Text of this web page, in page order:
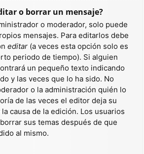
o borrar un mensaje?
o moderador, solo puede
mensajes. Para editarlos debe
editar (a veces esta opción solo es
periodo de tiempo). Si alguien
un pequeño texto indicando
y las veces que lo ha sido. No
o la administración quién lo
de las veces el editor deja su
causa de la edición. Los usuarios
sus temas después de que
al mismo.